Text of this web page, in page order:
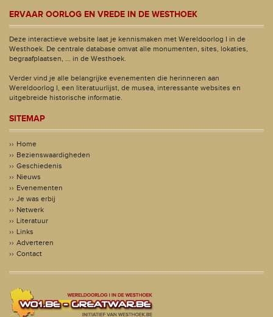
ERVAAR OORLOG EN VREDE IN DE WESTHOEK
Deze interactieve website laat je kennismaken met Wereldoorlog I in de
Westhoek. De centrale database omvat alle monumenten, sites, lokaties,
begraafplaatsen, ... in de Westhoek.
Verder vind je alle belangrijke evenementen die herinneren aan
Wereldoorlog I, een literatuurlijst, de musea, interessante websites en
uitgebreide historische informatie.
SITEMAP
Home
Bezienswaardigheden
Geschiedenis
Nieuws
Evenementen
Je was erbij
Netwerk
Literatuur
Links
Adverteren
Contact